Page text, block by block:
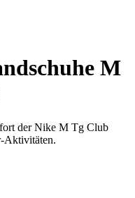
M
der Nike M Tg Club
Aktivitäten.